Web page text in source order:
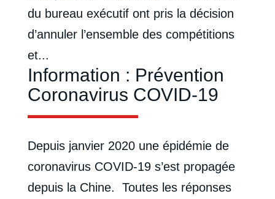
du bureau exécutif ont pris la décision
d’annuler l’ensemble des compétitions
et...
Information : Prévention
Coronavirus COVID-19
Depuis janvier 2020 une épidémie de
coronavirus COVID-19 s’est propagée
depuis la Chine. Toutes les réponses